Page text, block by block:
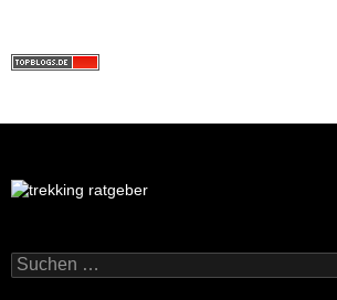
Suchen
nach: